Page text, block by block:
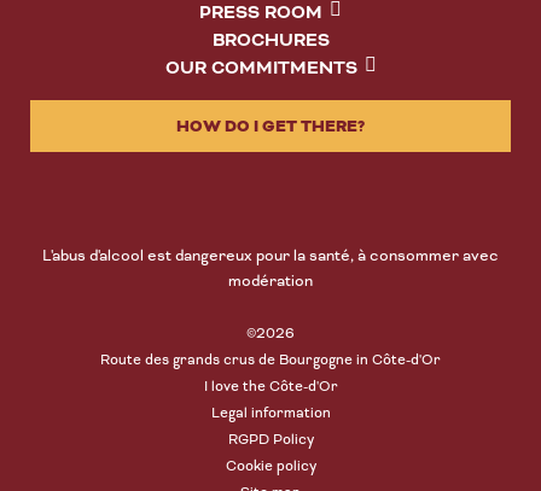
PRESS ROOM
BROCHURES
OUR COMMITMENTS
HOW DO I GET THERE?
L'abus d'alcool est dangereux pour la santé, à consommer avec
modération
©2026
Route des grands crus de Bourgogne in Côte-d'Or
I love the Côte-d'Or
Legal information
RGPD Policy
Cookie policy